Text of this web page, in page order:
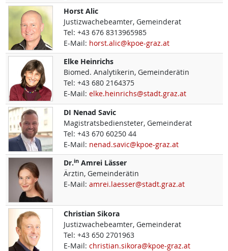
Horst Alic
Justizwachebeamter, Gemeinderat
Tel: +43 676 8313965985
E-Mail: horst.alic@kpoe-graz.at
Elke Heinrichs
Biomed. Analytikerin, Gemeinderätin
Tel: +43 680 2164375
E-Mail: elke.heinrichs@stadt.graz.at
DI Nenad Savic
Magistratsbediensteter, Gemeinderat
Tel: +43 670 60250 44
E-Mail: nenad.savic@kpoe-graz.at
Dr.in Amrei Lässer
Ärztin, Gemeinderätin
E-Mail: amrei.laesser@stadt.graz.at
Christian Sikora
Justizwachebeamter, Gemeinderat
Tel: +43 650 2701963
E-Mail: christian.sikora@kpoe-graz.at